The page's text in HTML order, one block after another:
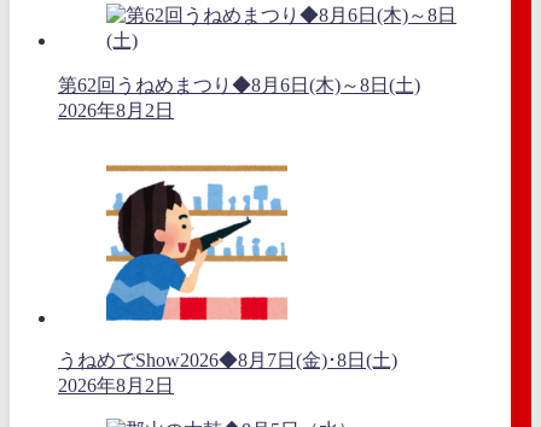
第62回うねめまつり◆8月6日(木)～8日(土)
2026年8月2日
うねめでShow2026◆8月7日(金)･8日(土)
2026年8月2日